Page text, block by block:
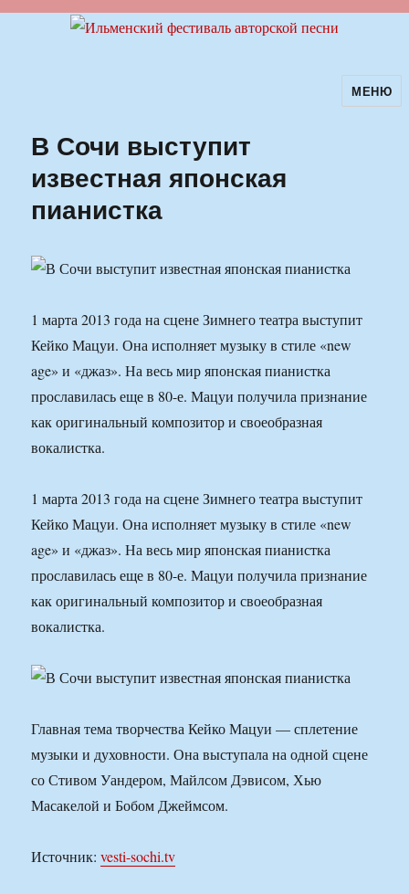
Ильменский фестиваль авторскойМЕНЮ
В Сочи выступит
известная японская
пианистка
1 марта 2013 года на сцене Зимнего театра выступит
Кейко Мацуи. Она исполняет музыку в стиле «new
age» и «джаз». На весь мир японская пианистка
прославилась еще в 80-е. Мацуи получила признание
как оригинальный композитор и своеобразная
вокалистка.
1 марта 2013 года на сцене Зимнего театра выступит
Кейко Мацуи. Она исполняет музыку в стиле «new
age» и «джаз». На весь мир японская пианистка
прославилась еще в 80-е. Мацуи получила признание
как оригинальный композитор и своеобразная
вокалистка.
Главная тема творчества Кейко Мацуи — сплетение
музыки и духовности. Она выступала на одной сцене
со Стивом Уандером, Майлсом Дэвисом, Хью
Масакелой и Бобом Джеймсом.
Источник:vesti-sochi.tv